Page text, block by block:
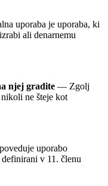
uporaba je uporaba, ki
ali denarnemu
njej gradite — Zgolj
ne šteje kot
uporabo
v 11. členu